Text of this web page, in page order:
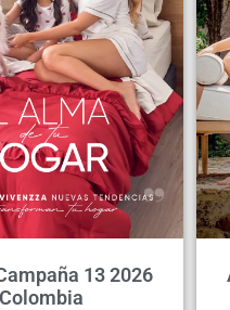
13 2026
Colombia